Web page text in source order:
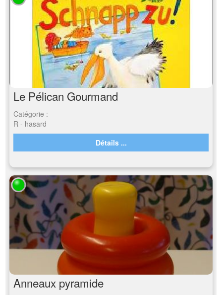
Le Pélican Gourmand
Catégorie :
R - hasard
Détails ...
Anneaux pyramide